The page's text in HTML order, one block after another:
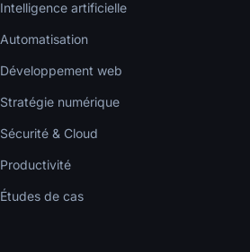
Intelligence artificielle
Automatisation
Développement web
Stratégie numérique
Sécurité & Cloud
Productivité
Études de cas